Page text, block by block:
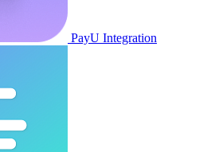
PayU Integration